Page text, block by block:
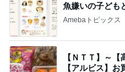
魚嫌いの子ども
Amebaトピックス
【ＮＴＴ】～
【アルビス】お